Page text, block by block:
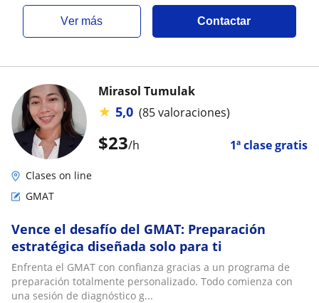
ver más Contactar
$23/h 1ª clase gratis
Mirasol Tumulak
★ 5,0 (85 valoraciones)
Clases on line
GMAT
Vence el desafío del GMAT: Preparación
estratégica diseñada solo para ti
Enfrenta el GMAT con confianza gracias a un programa de
preparación totalmente personalizado. Todo comienza con
una sesión de diagnóstico g...